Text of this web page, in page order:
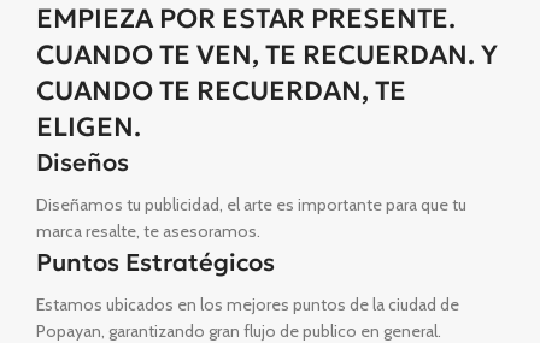
EMPIEZA POR ESTAR PRESENTE.
CUANDO TE VEN, TE RECUERDAN. Y
CUANDO TE RECUERDAN, TE
ELIGEN.
Diseños
Diseñamos tu publicidad, el arte es importante para que tu
marca resalte, te asesoramos.
Puntos Estratégicos
Estamos ubicados en los mejores puntos de la ciudad de
Popayan, garantizando gran flujo de publico en general.